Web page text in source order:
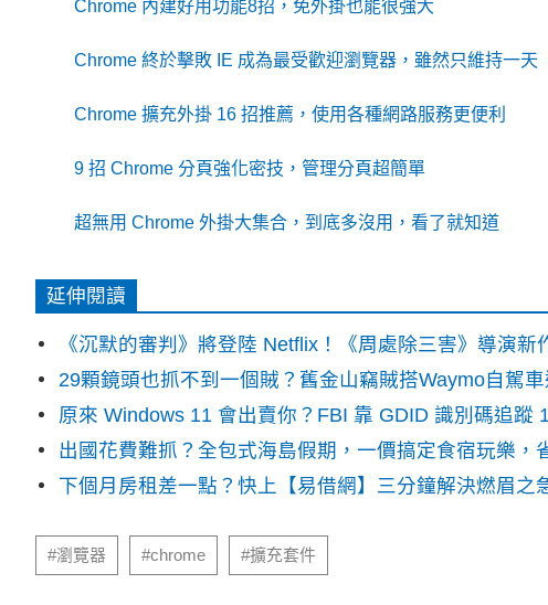
Chrome 內建好用功能8招，免外掛也能很強大
Chrome 終於擊敗 IE 成為最受歡迎瀏覽器，雖然只維持一天
Chrome 擴充外掛 16 招推薦，使用各種網路服務更便利
9 招 Chrome 分頁強化密技，管理分頁超簡單
超無用 Chrome 外掛大集合，到底多沒用，看了就知道
延伸閱讀
《沉默的審判》將登陸 Netflix！《周處除三害》導演新
29顆鏡頭也抓不到一個賊？舊金山竊賊搭Waymo自駕
原來 Windows 11 會出賣你？FBI 靠 GDID 識別碼追蹤
出國花費難抓？全包式海島假期，一價搞定食宿玩樂，
下個月房租差一點？快上【易借網】三分鐘解決燃眉之
#瀏覽器 #chrome #擴充套件